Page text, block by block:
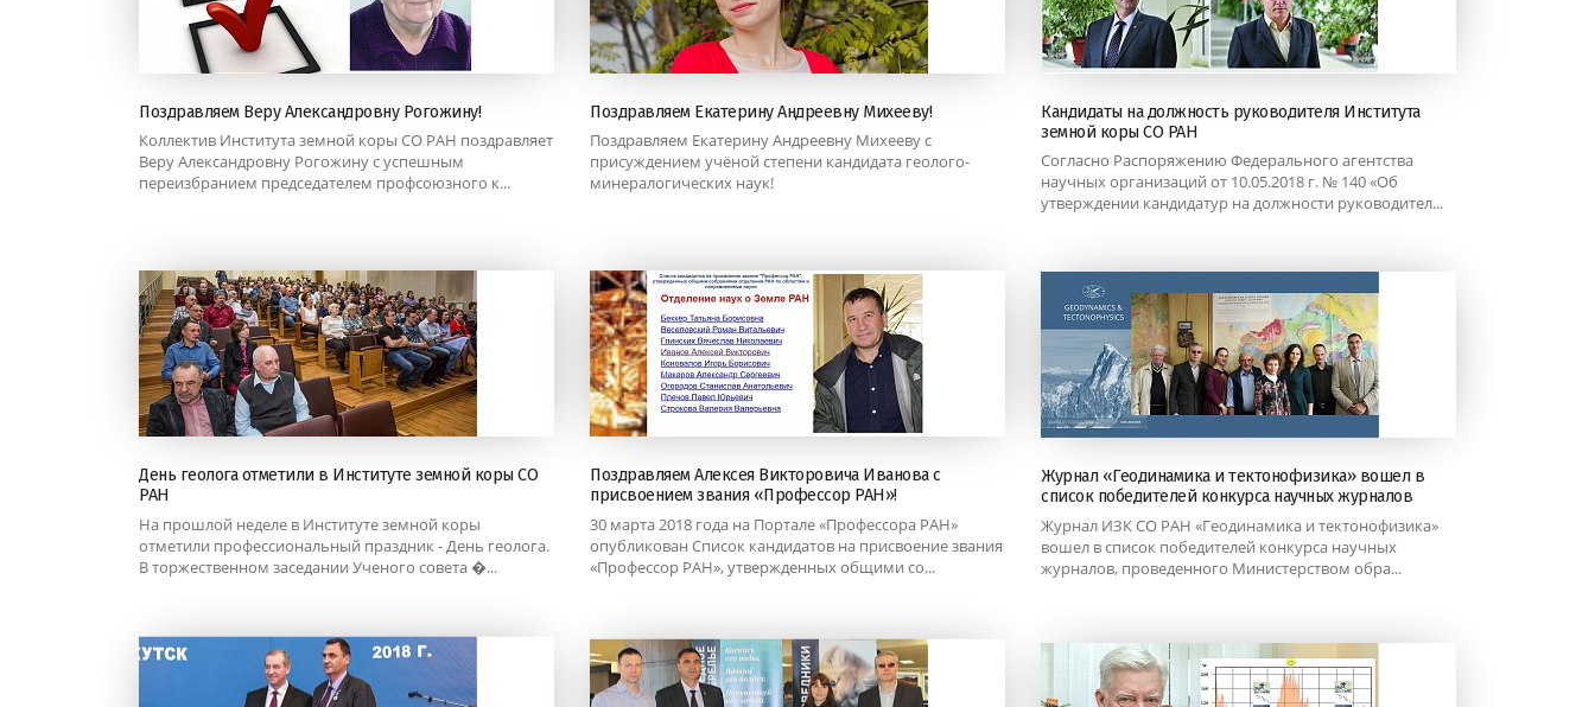
Поздравляем Веру Александровну Рогожину!
Коллектив Института земной коры СО РАН поздравляет
Веру Александровну Рогожину с успешным
переизбранием председателем профсоюзного к...
Поздравляем Екатерину Андреевну Михееву!
Поздравляем Екатерину Андреевну Михееву с
присуждением учёной степени кандидата геолого-
минералогических наук!
Кандидаты на должность руководителя Института
земной коры СО РАН
Согласно Распоряжению Федерального агентства
научных организаций от 10.05.2018 г. № 140 «Об
утверждении кандидатур на должности руководител...
День геолога отметили в Институте земной коры СО
РАН
На прошлой неделе в Институте земной коры
отметили профессиональный праздник - День геолога.
В торжественном заседании Ученого совета �...
Поздравляем Алексея Викторовича Иванова с
присвоением звания «Профессор РАН»!
30 марта 2018 года на Портале «Профессора РАН»
опубликован Список кандидатов на присвоение звания
«Профессор РАН», утвержденных общими со...
Журнал «Геодинамика и тектонофизика» вошел в
список победителей конкурса научных журналов
Журнал ИЗК СО РАН «Геодинамика и тектонофизика»
вошел в список победителей конкурса научных
журналов, проведенного Министерством обра...